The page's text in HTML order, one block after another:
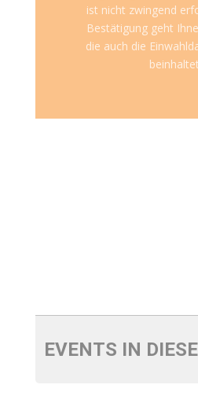
ist nicht zwingend
Bestätigung geht
die auch die
EVENTS IN